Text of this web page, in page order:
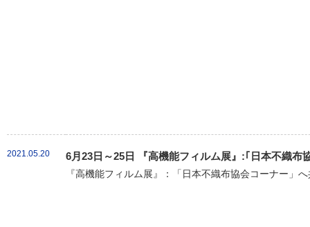
2021.05.20 6月23日～25日 『高機能フィルム展』:｢日本不織布
『高機能フィルム展』：「日本不織布協会コーナー」